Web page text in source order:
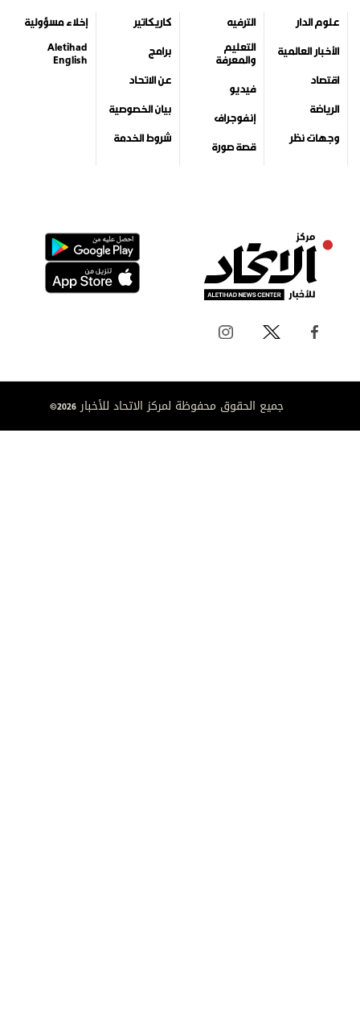
علوم الدار
الأخبار العالمية
اقتصاد
الرياضة
وجهات نظر
الترفيه
التعليم
والمعرفة
فيديو
إنفوجراف
قصة صورة
كاريكاتير
برامج
عن الاتحاد
بيان الخصوصية
شروط الخدمة
إخلاء مسؤولية
Aletihad
English
جميع الحقوق محفوظة لمركز الاتحاد للأخبار 2026©